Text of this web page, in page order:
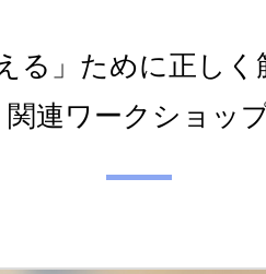
る」ために正し
関連ワークショッ